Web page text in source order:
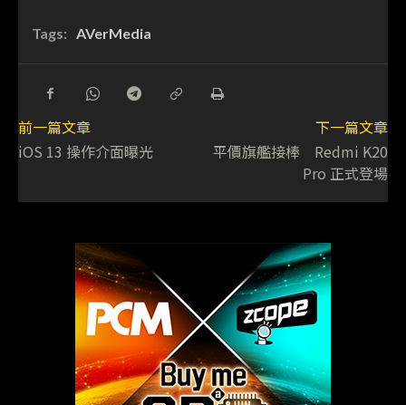
Tags: AVerMedia
前一篇文章
iOS 13 操作介面曝光
下一篇文章
平價旗艦接棒 Redmi K20
Pro 正式登場